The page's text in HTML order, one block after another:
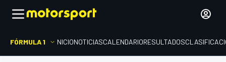
FÓRMULA 1 INICIONOTICIASCALENDARIORESULTADOS